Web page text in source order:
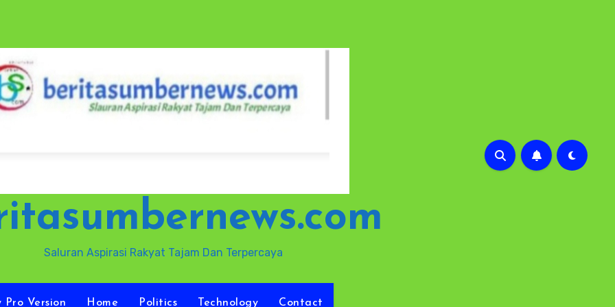
Saluran Aspirasi Rakyat Tajam Dan Terpercaya
Pro Version Home Politics Technology Contact